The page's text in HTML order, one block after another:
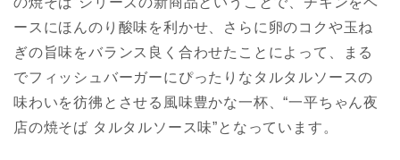
ースにほんのり酸味を利かせ、さらに卵のコクや玉ね
ぎの旨味をバランス良く合わせたことによって、まる
でフィッシュバーガーにぴったりなタルタルソースの
味わいを彷彿とさせる風味豊かな一杯、“一平ちゃん夜
店の焼そば タルタルソース味”となっています。